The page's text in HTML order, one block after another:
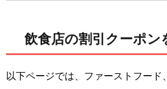
飲食店の割引クーポン
以下ページでは、ファーストフード